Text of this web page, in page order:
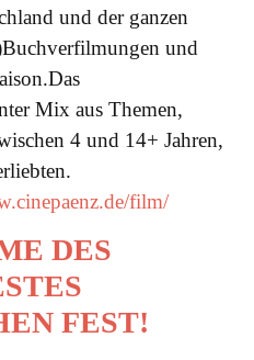
und der ganzen
und
Mix aus Themen,
4 und 14+ Jahren,
film/
DES
FEST!